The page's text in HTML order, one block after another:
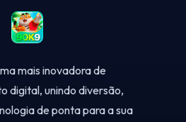
mais inovadora de
digital, unindo diversão,
de ponta para a sua